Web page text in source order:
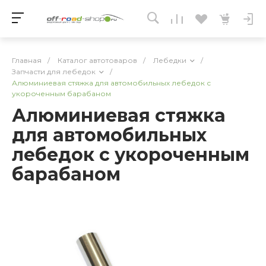
Главная / Каталог автотоваров / Лебедки
/
Запчасти для лебедок
/
Алюминиевая стяжка для автомобильных лебедок с
укороченным барабаном
Алюминиевая стяжка
для автомобильных
лебедок с укороченным
барабаном